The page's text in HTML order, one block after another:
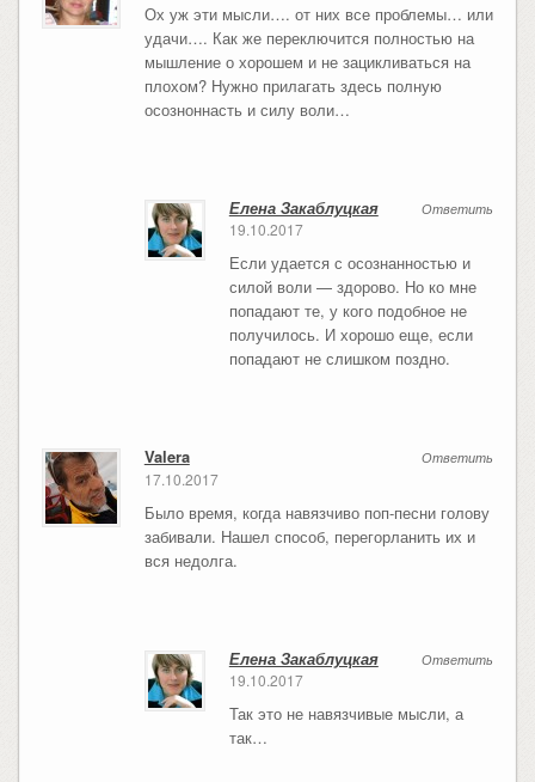
Ох уж эти мысли…. от них все проблемы… или
удачи…. Как же переключится полностью на
мышление о хорошем и не зацикливаться на
плохом? Нужно прилагать здесь полную
осозноннасть и силу воли…
Ответить
Елена Закаблуцкая
19.10.2017
Если удается с осознанностью и
силой воли — здорово. Но ко мне
попадают те, у кого подобное не
получилось. И хорошо еще, если
попадают не слишком поздно.
Ответить
Valera
17.10.2017
Было время, когда навязчиво поп-песни голову
забивали. Нашел способ, перегорланить их и
вся недолга.
Ответить
Елена Закаблуцкая
19.10.2017
Так это не навязчивые мысли, а
так…